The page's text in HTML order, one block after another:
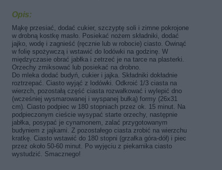
Opis:
Mąkę przesiać, dodać cukier, szczyptę soli i zimne pokrojone
w drobną kostkę masło. Posiekać nożem składniki, dodać
jajko, wodę i zagnieść (ręcznie lub w robocie) ciasto. Owinąć
w folię spożywczą i wstawić do lodówki na godzinę. W
międzyczasie obrać jabłka i zetrzeć je na tarce na plasterki.
Orzechy zmiksować lub posiekać na drobno.
Do mleka dodać budyń, cukier i jajka. Składniki dokładnie
roztrzepać. Ciasto wyjąć z lodówki. Odkroić 1/3 ciasta na
wierzch, pozostałą część ciasta rozwałkować i wylepić dno
(wcześniej wysmarowanej i wyspanej bułką) formy (26x31
cm). Ciasto podpiec w 180 stopniach przez ok. 15 minut. Na
podpieczonym cieście wysypać starte orzechy, następnie
jabłka, posypać je cynamonem, zalać przygotowanym
budyniem z jajkami. Z pozostałego ciasta zrobić na wierzchu
kratkę. Ciasto wstawić do 180 stopni (grzałka góra-dół) i piec
przez około 50-60 minut. Po wyjęciu z piekarnika ciasto
wystudzić. Smacznego!